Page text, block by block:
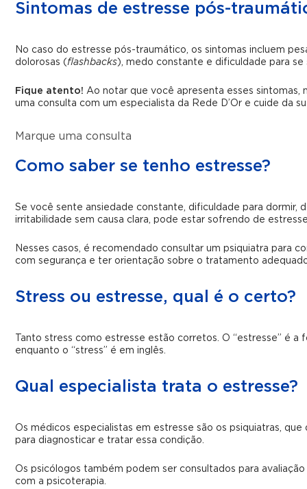
Sintomas de estresse pós-
No caso do estresse pós-traumático, os sintomas incluem
dolorosas (flashbacks), medo constante e dificuldade para se
Fique atento! Ao notar que você apresenta esses sintomas,
uma consulta com um especialista da Rede D’Or e cuide da
Marque uma consulta
Como saber se tenho estresse?
Se você sente ansiedade constante, dificuldade para dormir,
irritabilidade sem causa clara, pode estar sofrendo de
Nesses casos, é recomendado consultar um psiquiatra para
com segurança e ter orientação sobre o tratamento
Stress ou estresse, qual é o certo?
Tanto stress como estresse estão corretos. O “estresse” é a
enquanto o “stress” é em inglês.
Qual especialista trata o estresse?
Os médicos especialistas em estresse são os psiquiatras,
para diagnosticar e tratar essa condição.
Os psicólogos também podem ser consultados para
com a psicoterapia.